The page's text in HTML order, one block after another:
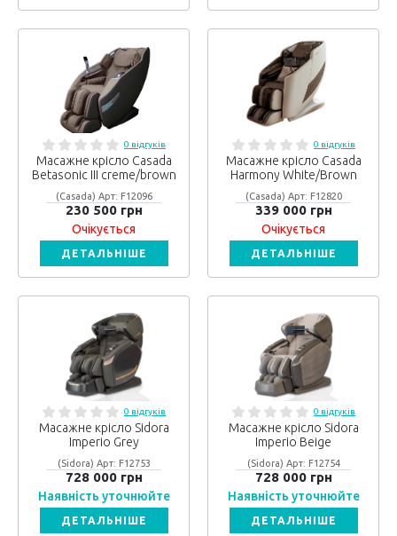
0 відгуків
Масажне крісло Casada
Betasonic III creme/brown
(Casada) Арт: F12096
230 500 грн
Очікується
ДЕТАЛЬНІШЕ
0 відгуків
Масажне крісло Casada
Harmony White/Brown
(Casada) Арт: F12820
339 000 грн
Очікується
ДЕТАЛЬНІШЕ
0 відгуків
Масажне крісло Sidora
Imperio Grey
(Sidora) Арт: F12753
728 000 грн
Наявність уточнюйте
ДЕТАЛЬНІШЕ
0 відгуків
Масажне крісло Sidora
Imperio Beige
(Sidora) Арт: F12754
728 000 грн
Наявність уточнюйте
ДЕТАЛЬНІШЕ